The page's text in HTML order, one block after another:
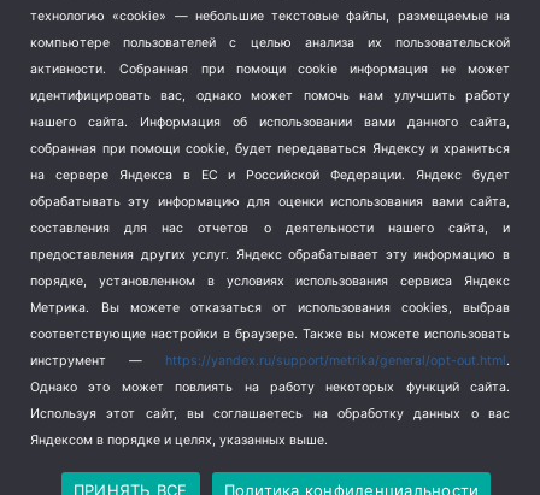
Транспорт (262)
Туризм (178)
Флот (76)
Школа и спорт (2)
Экология (8)
Экономика (1172)
Copyright © 2026
Политика конфиденциальности
технологию «cookie» — небольшие текстовые файлы, размещаемые на
компьютере пользователей с целью анализа их пользовательской
активности.
Собранная при помощи cookie информация не может
идентифицировать вас, однако может помочь нам улучшить работу
нашего сайта. Информация об использовании вами данного сайта,
собранная при помощи cookie, будет передаваться Яндексу и храниться
на сервере Яндекса в ЕС и Российской Федерации. Яндекс будет
обрабатывать эту информацию для оценки использования вами сайта,
составления для нас отчетов о деятельности нашего сайта, и
предоставления других услуг. Яндекс обрабатывает эту информацию в
порядке, установленном в условиях использования сервиса Яндекс
Метрика.
Вы можете отказаться от использования cookies, выбрав
соответствующие настройки в браузере. Также вы можете использовать
инструмент — https://yandex.ru/support/metrika/general/opt-out.html.
Однако это может повлиять на работу некоторых функций сайта.
Используя этот сайт, вы соглашаетесь на обработку данных о вас
Яндексом в порядке и целях, указанных выше.
ПРИНЯТЬ ВСЕ Политика конфиденциальности